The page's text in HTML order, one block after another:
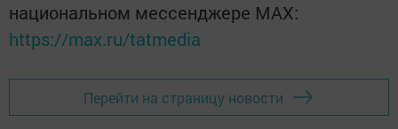
национальном мессенджере MАХ:
https://max.ru/tatmedia
Перейти на страницу новости